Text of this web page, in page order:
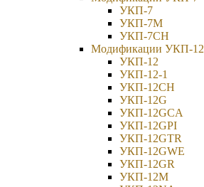
УКП-7
УКП-7М
УКП-7CH
Модификации УКП-12
УКП-12
УКП-12-1
УКП-12CH
УКП-12G
УКП-12GCA
УКП-12GPI
УКП-12GTR
УКП-12GWE
УКП-12GR
УКП-12М